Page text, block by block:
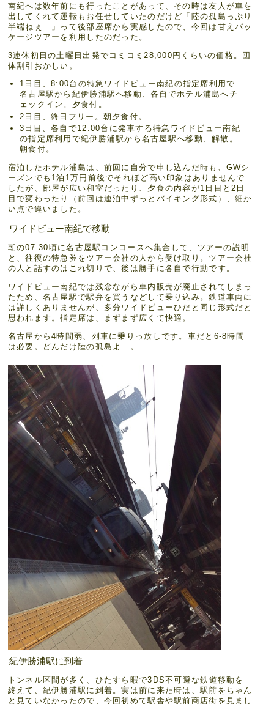
南紀へは数年前にも行ったことがあって、その時は友人が車を
出してくれて運転もお任せしていたのだけど「陸の孤島っぷり
半端ねぇ…」って後部座席から実感したので、今回は甘えパッ
ケージツアーを利用したのだった。
3連休初日の土曜日出発でコミコミ28,000円くらいの価格。団
体割引おかしい。
1日目、8:00台の特急ワイドビュー南紀の指定席利用で
名古屋駅から紀伊勝浦駅へ移動、各自でホテル浦島へチ
ェックイン。夕食付。
2日目、終日フリー。朝夕食付。
3日目、各自で12:00台に発車する特急ワイドビュー南紀
の指定席利用で紀伊勝浦駅から名古屋駅へ移動、解散。
朝食付。
宿泊したホテル浦島は、前回に自分で申し込んだ時も、GWシ
ーズンでも1泊1万円前後でそれほど高い印象はありませんで
したが、部屋が広い和室だったり、夕食の内容が1日目と2日
目で変わったり（前回は連泊中ずっとバイキング形式）、細か
い点で違いました。
ワイドビュー南紀で移動
朝の07:30頃に名古屋駅コンコースへ集合して、ツアーの説明
と、往復の特急券をツアー会社の人から受け取り。ツアー会社
の人と話すのはこれ切りで、後は勝手に各自で行動です。
ワイドビュー南紀では残念ながら車内販売が廃止されてしまっ
たため、名古屋駅で駅弁を買うなどして乗り込み。鉄道車両に
は詳しくありませんが、多分ワイドビューひだと同じ形式だと
思われます。指定席は、まずまず広くて快適。
名古屋から4時間弱、列車に乗りっ放しです。車だと6-8時間
は必要。どんだけ陸の孤島よ…。
紀伊勝浦駅に到着
トンネル区間が多く、ひたすら暇で3DS不可避な鉄道移動を
終えて、紀伊勝浦駅に到着。実は前に来た時は、駅前をちゃん
と見ていなかったので、今回初めて駅舎や駅前商店街を見まし